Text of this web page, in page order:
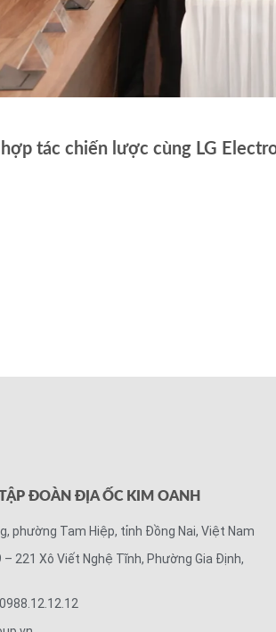
tác chiến lược cùng LG
ĐOÀN ĐỊA ỐC KIM OANH
phường Tam Hiệp, tỉnh Đồng Nai, Việt Nam
– 221 Xô Viết Nghệ Tĩnh, Phường Gia Định,